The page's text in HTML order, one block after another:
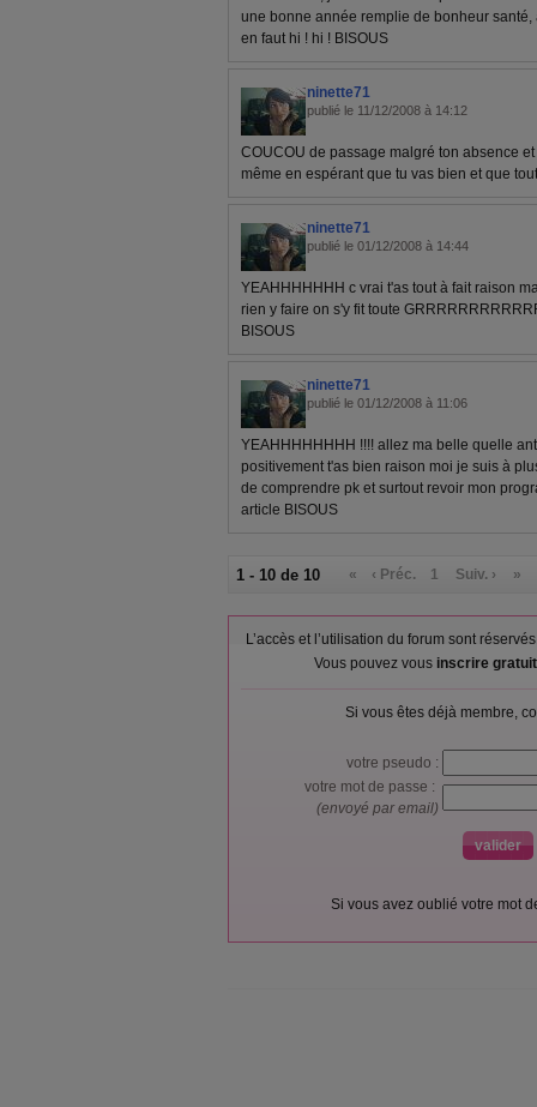
une bonne année remplie de bonheur
en faut hi ! hi ! BISOUS
ninette71
publié le 11/12/2008 à 14:12
COUCOU de passage malgré ton absence
même en espérant que tu vas bien et que
ninette71
publié le 01/12/2008 à 14:44
YEAHHHHHHH c vrai t'as tout à fait raison
rien y faire on s'y fit toute
BISOUS
ninette71
publié le 01/12/2008 à 11:06
YEAHHHHHHHH !!!! allez ma belle quelle
positivement t'as bien raison moi je suis à
de comprendre pk et surtout revoir mon
article BISOUS
1 - 10 de 10 « ‹ Préc. 1 Suiv. › »
L’accès et l’utilisation du forum sont
Vous pouvez vous inscrire
Si vous êtes déjà membre,
votre pseudo :
votre mot de passe :
(envoyé par email)
Si vous avez oublié votre mot